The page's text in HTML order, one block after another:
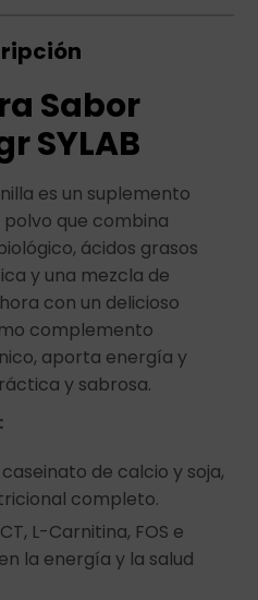
Sabor
SYLAB
es un suplemento
que combina
ácidos grasos
y una mezcla de
con un delicioso
complemento
aporta energía y
y sabrosa.
de calcio y soja,
completo.
L-Carnitina, FOS e
la energía y la salud